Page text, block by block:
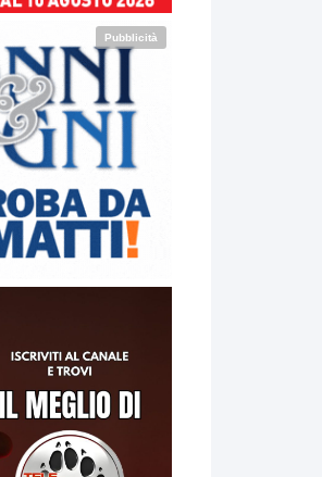
Pubblicità